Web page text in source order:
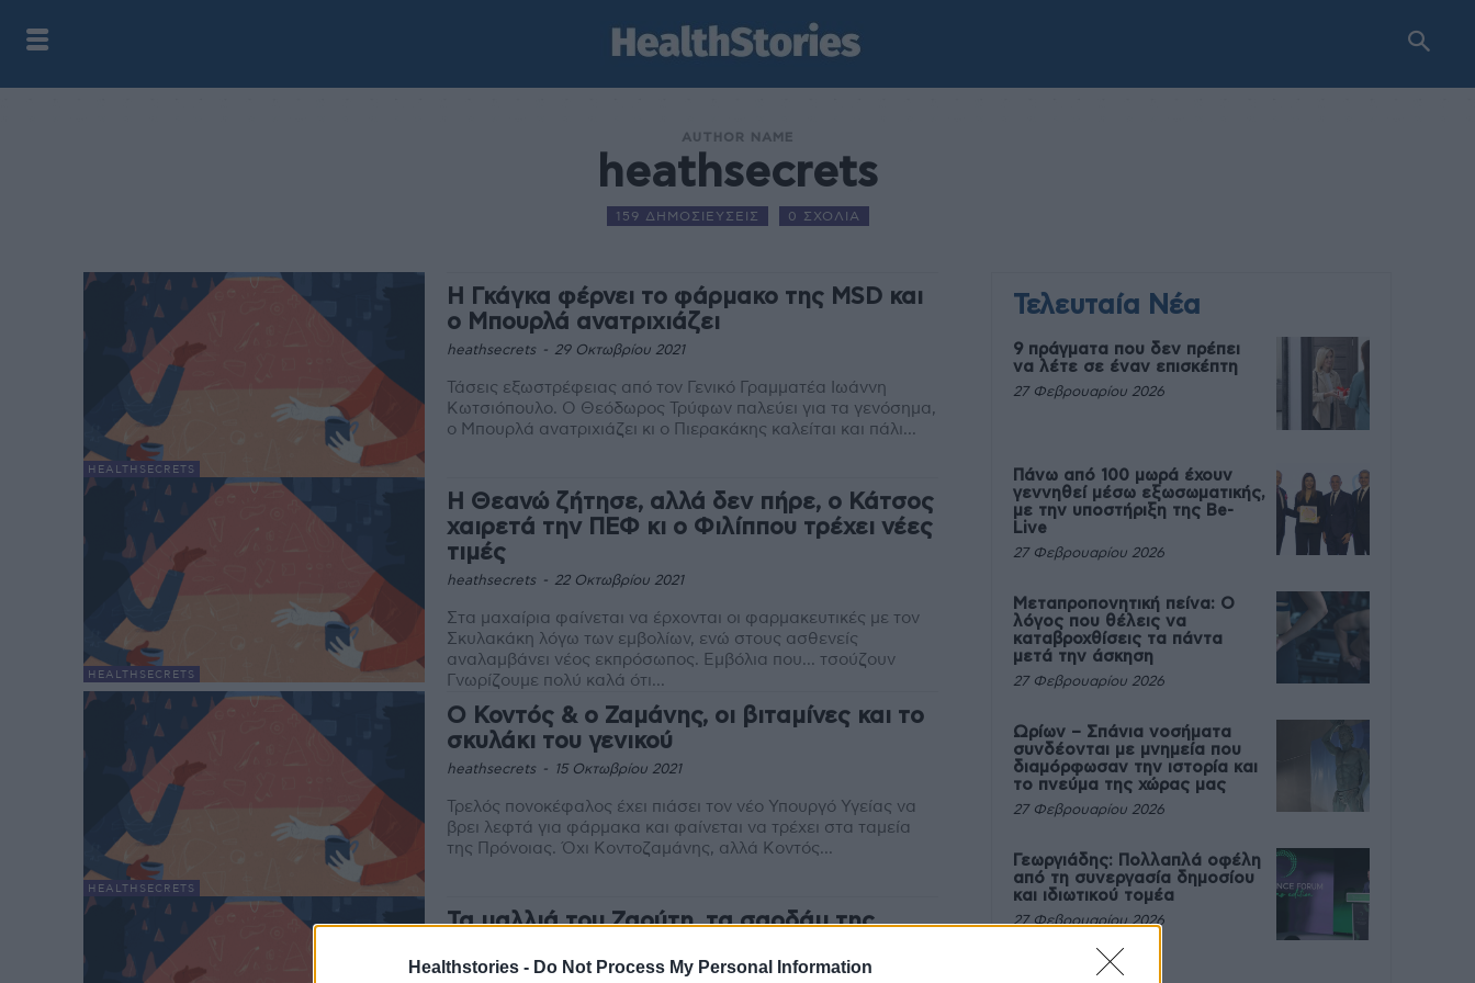
Healthstories - Do Not Process My Personal Information
AUTHOR NAME
heathsecrets
159 ΔΗΜΟΣΙΕΥΣΕΙΣ 0 ΣΧΟΛΙΑ
HEALTHSECRETS
Η Γκάγκα φέρνει το φάρμακο της MSD και
ο Μπουρλά ανατριχιάζει
heathsecrets - 29 Οκτωβρίου 2021
Τάσεις εξωστρέφειας από τον Γενικό Γραμματέα Ιωάννη
Κωτσιόπουλο. Ο Θεόδωρος Τρύφων παλεύει για τα γενόσημα,
ο Μπουρλά ανατριχιάζει κι ο Πιερακάκης καλείται και πάλι...
HEALTHSECRETS
Η Θεανώ ζήτησε, αλλά δεν πήρε, ο Κάτσος
χαιρετά την ΠΕΦ κι ο Φιλίππου τρέχει νέες
τιμές
heathsecrets - 22 Οκτωβρίου 2021
Στα μαχαίρια φαίνεται να έρχονται οι φαρμακευτικές με τον
Σκυλακάκη λόγω των εμβολίων, ενώ στους ασθενείς
αναλαμβάνει νέος εκπρόσωπος. Εμβόλια που... τσούζουν
Γνωρίζουμε πολύ καλά ότι...
HEALTHSECRETS
Ο Κοντός & ο Ζαμάνης, οι βιταμίνες και το
σκυλάκι του γενικού
heathsecrets - 15 Οκτωβρίου 2021
Τρελός πονοκέφαλος έχει πιάσει τον νέο Υπουργό Υγείας να
βρει λεφτά για φάρμακα και φαίνεται να τρέχει στα ταμεία
της Πρόνοιας. Όχι Κοντοζαμάνης, αλλά Κοντός...
Τα μαλλιά του Ζαούτη, τα σαρδάμ της
υπερεμβολιασμό
Τελευταία Νέα
9 πράγματα που δεν πρέπει
να λέτε σε έναν επισκέπτη
27 Φεβρουαρίου 2026
Πάνω από 100 μωρά έχουν
γεννηθεί μέσω εξωσωματικής,
με την υποστήριξη της Be-
Live
27 Φεβρουαρίου 2026
Μεταπροπονητική πείνα: Ο
λόγος που θέλεις να
καταβροχθίσεις τα πάντα
μετά την άσκηση
27 Φεβρουαρίου 2026
Ωρίων – Σπάνια νοσήματα
συνδέονται με μνημεία που
διαμόρφωσαν την ιστορία και
το πνεύμα της χώρας μας
27 Φεβρουαρίου 2026
Γεωργιάδης: Πολλαπλά οφέλη
από τη συνεργασία δημοσίου
και ιδιωτικού τομέα
27 Φεβρουαρίου 2026